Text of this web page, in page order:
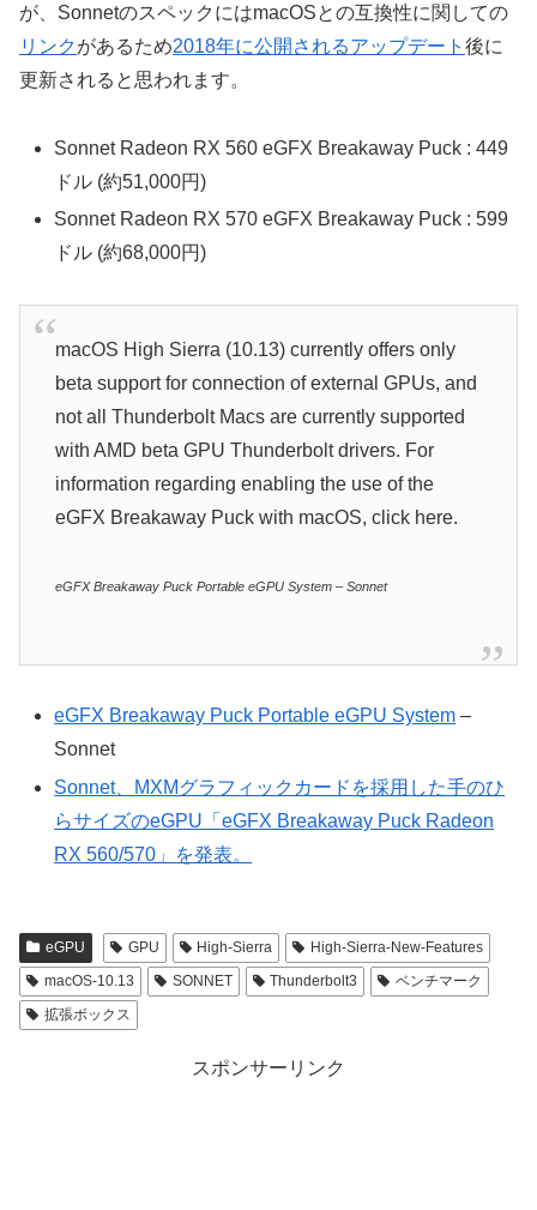
が、SonnetのスペックにはmacOSとの互換性に関しての
リンクがあるため2018年に公開されるアップデート 後に
更新されると思われます。
Sonnet Radeon RX 560 eGFX Breakaway Puck : 449
ドル (約51,000円)
Sonnet Radeon RX 570 eGFX Breakaway Puck : 599
ドル (約68,000円)
macOS High Sierra (10.13) currently offers only
beta support for connection of external GPUs, and
not all Thunderbolt Macs are currently supported
with AMD beta GPU Thunderbolt drivers. For
information regarding enabling the use of the
eGFX Breakaway Puck with macOS, click here.
eGFX Breakaway Puck Portable eGPU System – Sonnet
eGFX Breakaway Puck Portable eGPU System –
Sonnet
Sonnet、MXMグラフィックカードを採用した手のひ
らサイズのeGPU「eGFX Breakaway Puck Radeon
RX 560/570」を発表。
eGPU GPU High-Sierra
High-Sierra-New-Features
macOS-10.13
SONNET Thunderbolt3
ベンチマーク
拡張ボックス
スポンサーリンク